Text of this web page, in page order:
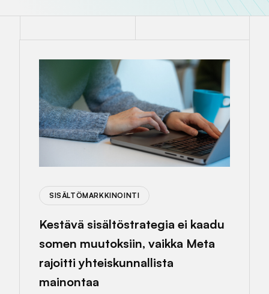
SISÄLTÖMARKKINOINTI
Kestävä sisältöstrategia ei kaadu
somen muutoksiin, vaikka Meta
rajoitti yhteiskunnallista
mainontaa